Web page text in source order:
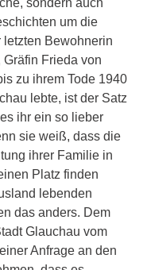
sondern auch
um die
Bewohnerin
Frieda von
zu ihrem Tode 1940
lebte, ist der Satz
ihr ein so lieber
sie weiß, dass die
ihrer Familie in
Platz finden
lebenden
das anders. Dem
Glauchau vom
Anfrage an den